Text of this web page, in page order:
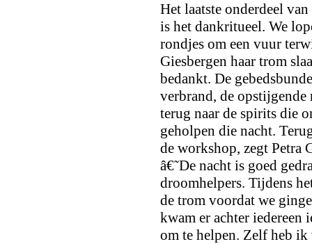
Het laatste onderdeel
is het dankritueel. We
rondjes om een vuur
Giesbergen haar trom
bedankt. De
verbrand, de opstijgende
terug naar de spirits die
geholpen die nacht.
de workshop, zegt Petra
â€˜De nacht is goed
droomhelpers. Tijdens
de trom voordat we
kwam er achter iedereen
om te helpen. Zelf heb ik